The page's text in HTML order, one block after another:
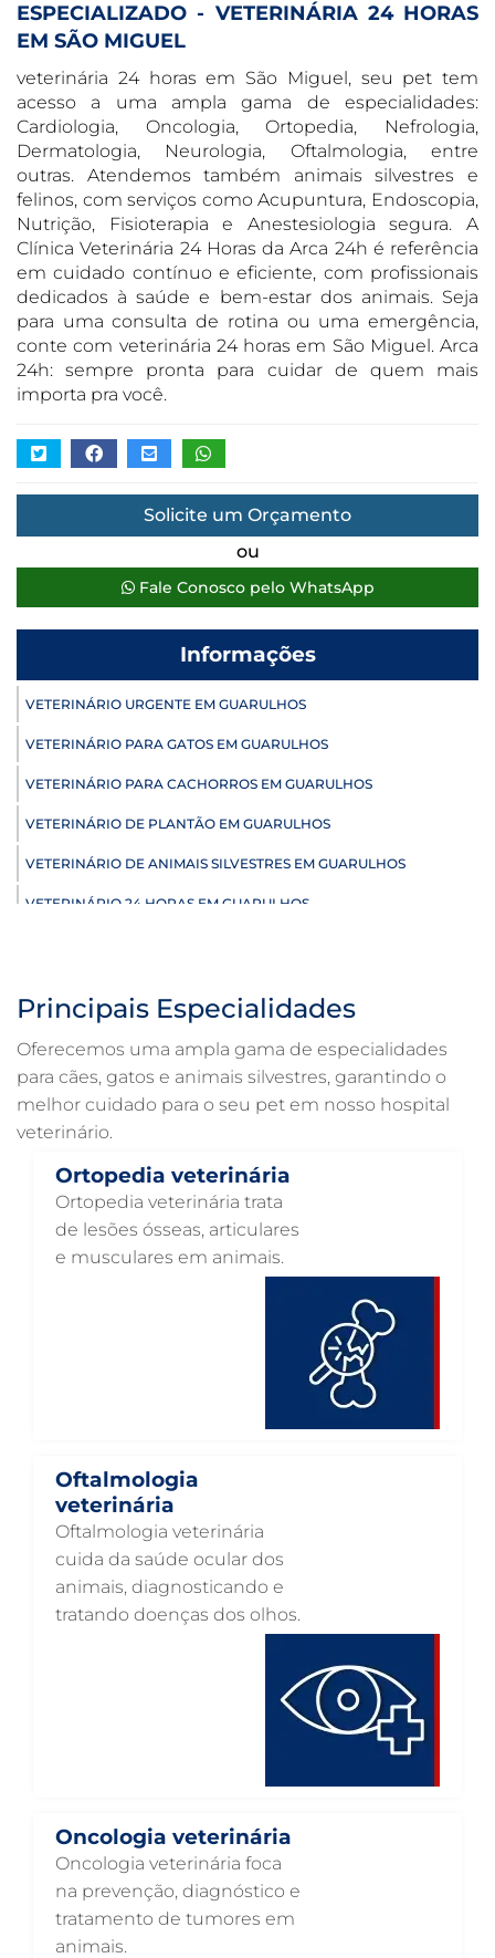
ESPECIALIZADO - VETERINÁRIA 24 HORAS
EM SÃO MIGUEL
veterinária 24 horas em São Miguel, seu pet tem
acesso a uma ampla gama de especialidades:
Cardiologia, Oncologia, Ortopedia, Nefrologia,
Dermatologia, Neurologia, Oftalmologia, entre
outras. Atendemos também animais silvestres e
felinos, com serviços como Acupuntura, Endoscopia,
Nutrição, Fisioterapia e Anestesiologia segura. A
Clínica Veterinária 24 Horas da Arca 24h é referência
em cuidado contínuo e eficiente, com profissionais
dedicados à saúde e bem-estar dos animais. Seja
para uma consulta de rotina ou uma emergência,
conte com veterinária 24 horas em São Miguel. Arca
24h: sempre pronta para cuidar de quem mais
importa pra você.
Solicite um Orçamento
ou
Fale Conosco pelo WhatsApp
Informações
VETERINÁRIO URGENTE EM GUARULHOS
VETERINÁRIO PARA GATOS EM GUARULHOS
VETERINÁRIO PARA CACHORROS EM GUARULHOS
VETERINÁRIO DE PLANTÃO EM GUARULHOS
VETERINÁRIO DE ANIMAIS SILVESTRES EM GUARULHOS
VETERINÁRIO 24 HORAS EM GUARULHOS
ULTRASSONOGRAFIA PARA CACHORRO EM GUARULHOS
ULTRASSOM VETERINÁRIO EM GUARULHOS
TRATAMENTO DE ANIMAIS EM GUARULHOS
RAIO X VETERINÁRIO EM GUARULHOS
PNEUMOLOGIA VETERINÁRIA EM GUARULHOS
OTOSCOPIA VETERINÁRIA EM GUARULHOS
OTOSCOPIA DIGITAL VETERINÁRIA EM GUARULHOS
OFTALMOLOGIA VETERINÁRIA EM GUARULHOS
NEUROLOGIA ANIMAL EM GUARULHOS
NEFROLOGIA VETERINÁRIA EM GUARULHOS
LABORATÓRIO PET EM GUARULHOS
INTERNAÇÃO VETERINÁRIA EM GUARULHOS
INTENSIVISMO VETERINÁRIO EM GUARULHOS
HOSPITAL PARA ANIMAIS EM GUARULHOS
HEMATOLOGIA VETERINÁRIA EM GUARULHOS
GASTROENTEROLOGIA VETERINÁRIA EM GUARULHOS
Principais Especialidades
Oferecemos uma ampla gama de especialidades
para cães, gatos e animais silvestres, garantindo o
melhor cuidado para o seu pet em nosso hospital
veterinário.
Ortopedia veterinária
Ortopedia veterinária trata
de lesões ósseas, articulares
e musculares em animais.
Oftalmologia
veterinária
Oftalmologia veterinária
cuida da saúde ocular dos
animais, diagnosticando e
tratando doenças dos olhos.
Oncologia veterinária
Oncologia veterinária foca
na prevenção, diagnóstico e
tratamento de tumores em
animais.